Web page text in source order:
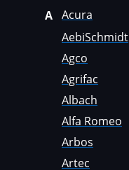
Dacia
Daewoo
Daihatsu
Dammann
Derways
A Acura
AebiSchmidt
Agco
Agrifac
Albach
Alfa Romeo
Arbos
Artec